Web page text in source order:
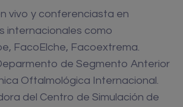
vivo y conferenciasta en
internacionales como
FacoElche, Facoextrema.
de Segmento Anterior
Oftalmológica Internacional.
del Centro de Simulación de